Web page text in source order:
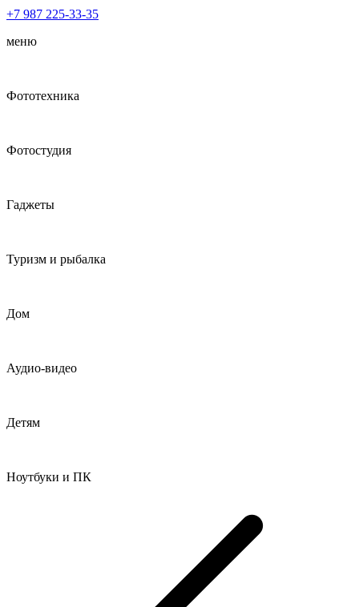
+7 987 225-33-35
меню
Фототехника
Фотостудия
Гаджеты
Туризм и рыбалка
Дом
Аудио-видео
Детям
Ноутбуки и ПК